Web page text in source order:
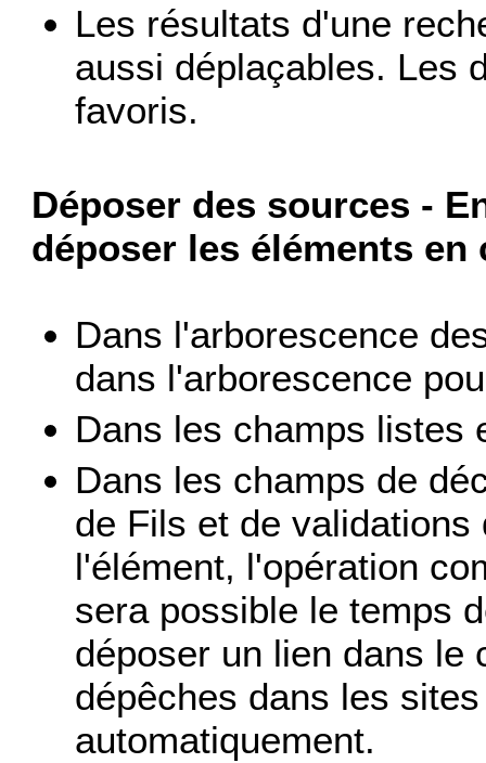
Les résultats d'une
aussi déplaçables. Les
favoris.
Déposer des sources -
déposer les éléments
Dans l'arborescence
dans l'arborescence
Dans les champs listes
Dans les champs de
de Fils et de
l'élément, l'opération
sera possible le temps
déposer un lien dans le
dépêches dans les
automatiquement.